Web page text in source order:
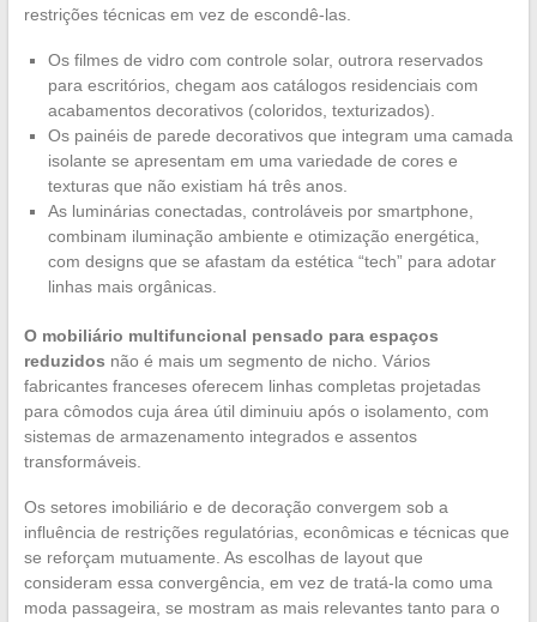
restrições técnicas em vez de escondê-las.
Os filmes de vidro com controle solar, outrora reservados
para escritórios, chegam aos catálogos residenciais com
acabamentos decorativos (coloridos, texturizados).
Os painéis de parede decorativos que integram uma camada
isolante se apresentam em uma variedade de cores e
texturas que não existiam há três anos.
As luminárias conectadas, controláveis por smartphone,
combinam iluminação ambiente e otimização energética,
com designs que se afastam da estética “tech” para adotar
linhas mais orgânicas.
O mobiliário multifuncional pensado para espaços
reduzidos não é mais um segmento de nicho. Vários
fabricantes franceses oferecem linhas completas projetadas
para cômodos cuja área útil diminuiu após o isolamento, com
sistemas de armazenamento integrados e assentos
transformáveis.
Os setores imobiliário e de decoração convergem sob a
influência de restrições regulatórias, econômicas e técnicas que
se reforçam mutuamente. As escolhas de layout que
consideram essa convergência, em vez de tratá-la como uma
moda passageira, se mostram as mais relevantes tanto para o